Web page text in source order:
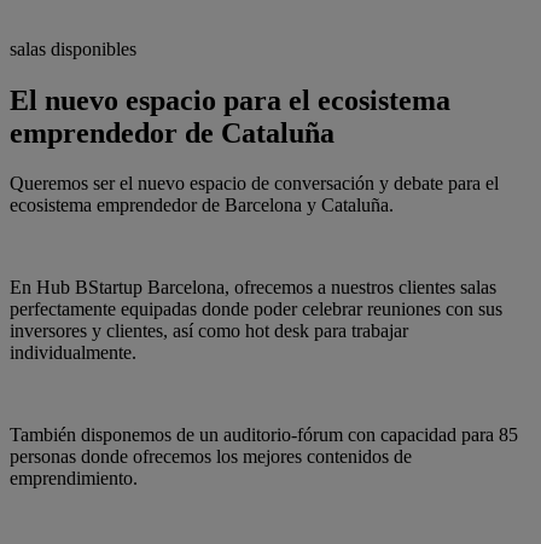
salas disponibles
El nuevo espacio para el ecosistema
emprendedor de Cataluña
Queremos ser el nuevo espacio de conversación y debate para el
ecosistema emprendedor de Barcelona y Cataluña.
En Hub BStartup Barcelona, ofrecemos a nuestros clientes salas
perfectamente equipadas donde poder celebrar reuniones con sus
inversores y clientes, así como hot desk para trabajar
individualmente.
También disponemos de un auditorio-fórum con capacidad para 85
personas donde ofrecemos los mejores contenidos de
emprendimiento.